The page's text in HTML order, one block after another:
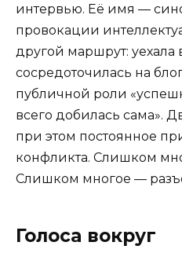
интервью. Её имя —
провокации
другой маршрут: уехала
сосредоточилась на
публичной роли
всего добилась сама».
при этом постоянное
конфликта. Слишком
Слишком многое —
Голоса вокруг